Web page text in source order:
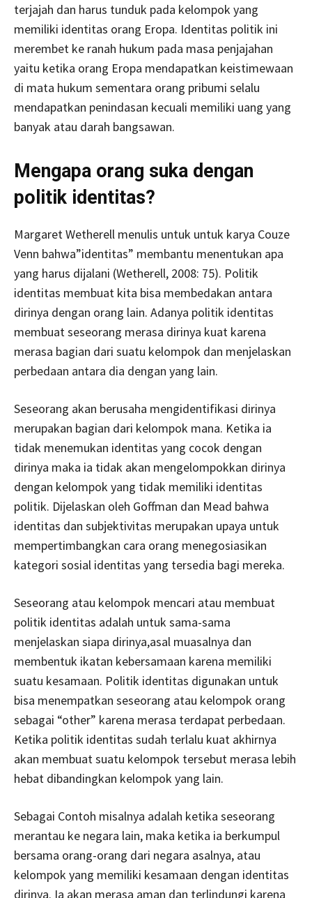
terjajah dan harus tunduk pada kelompok yang
memiliki identitas orang Eropa. Identitas politik ini
merembet ke ranah hukum pada masa penjajahan
yaitu ketika orang Eropa mendapatkan keistimewaan
di mata hukum sementara orang pribumi selalu
mendapatkan penindasan kecuali memiliki uang yang
banyak atau darah bangsawan.
Mengapa orang suka dengan
politik identitas?
Margaret Wetherell menulis untuk untuk karya Couze
Venn bahwa”identitas” membantu menentukan apa
yang harus dijalani (Wetherell, 2008: 75). Politik
identitas membuat kita bisa membedakan antara
dirinya dengan orang lain. Adanya politik identitas
membuat seseorang merasa dirinya kuat karena
merasa bagian dari suatu kelompok dan menjelaskan
perbedaan antara dia dengan yang lain.
Seseorang akan berusaha mengidentifikasi dirinya
merupakan bagian dari kelompok mana. Ketika ia
tidak menemukan identitas yang cocok dengan
dirinya maka ia tidak akan mengelompokkan dirinya
dengan kelompok yang tidak memiliki identitas
politik. Dijelaskan oleh Goffman dan Mead bahwa
identitas dan subjektivitas merupakan upaya untuk
mempertimbangkan cara orang menegosiasikan
kategori sosial identitas yang tersedia bagi mereka.
Seseorang atau kelompok mencari atau membuat
politik identitas adalah untuk sama-sama
menjelaskan siapa dirinya,asal muasalnya dan
membentuk ikatan kebersamaan karena memiliki
suatu kesamaan. Politik identitas digunakan untuk
bisa menempatkan seseorang atau kelompok orang
sebagai “other” karena merasa terdapat perbedaan.
Ketika politik identitas sudah terlalu kuat akhirnya
akan membuat suatu kelompok tersebut merasa lebih
hebat dibandingkan kelompok yang lain.
Sebagai Contoh misalnya adalah ketika seseorang
merantau ke negara lain, maka ketika ia berkumpul
bersama orang-orang dari negara asalnya, atau
kelompok yang memiliki kesamaan dengan identitas
dirinya. Ia akan merasa aman dan terlindungi karena